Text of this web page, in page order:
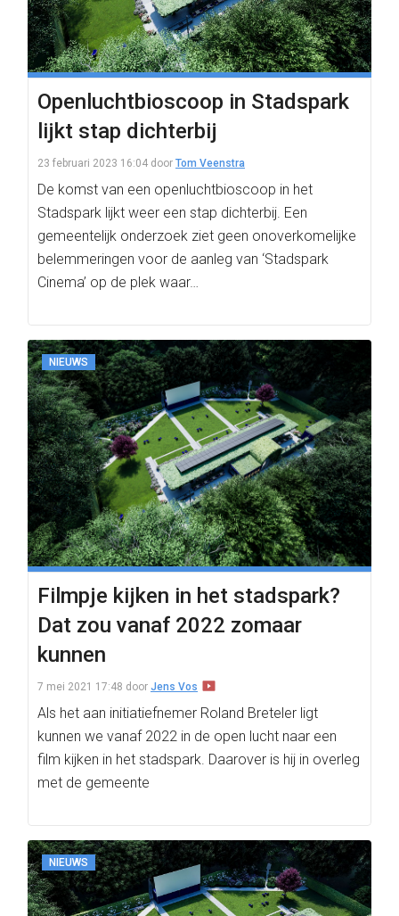
Openluchtbioscoop in Stadspark
lijkt stap dichterbij
23 februari 2023 16:04 door Tom Veenstra
De komst van een openluchtbioscoop in het
Stadspark lijkt weer een stap dichterbij. Een
gemeentelijk onderzoek ziet geen onoverkomelijke
belemmeringen voor de aanleg van ‘Stadspark
Cinema’ op de plek waar…
NIEUWS
Filmpje kijken in het stadspark?
Dat zou vanaf 2022 zomaar
kunnen
7 mei 2021 17:48 door Jens Vos
Als het aan initiatiefnemer Roland Breteler ligt
kunnen we vanaf 2022 in de open lucht naar een
film kijken in het stadspark. Daarover is hij in overleg
met de gemeente
NIEUWS